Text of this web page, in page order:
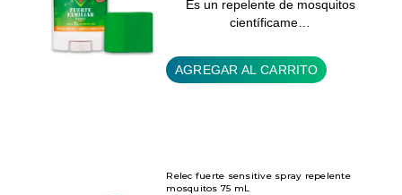
Es un repelente de mosquitos
científicame…
AGREGAR AL CARRITO
Relec fuerte sensitive spray repelente
mosquitos 75 mL